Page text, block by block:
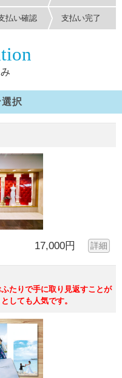
払い確認 支払い完了
択
17,000円 詳細
たりで手に取り見返すことが
しても人気です。